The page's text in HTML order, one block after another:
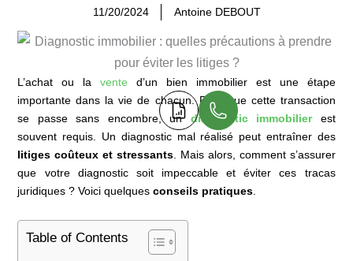
11/20/2024 Antoine DEBOUT
L’achat ou lavente d’un bien immobilier est une étape
importante dans la vie de chacun. Pour que cette transaction
se passe sans encombre, un diagnostic immobilierest
souvent requis. Un diagnostic mal réalisé peut entraîner des
litiges coûteux et stressants. Mais alors, comment s’assurer
que votre diagnostic soit impeccable et éviter ces tracas
juridiques ? Voici quelquesconseils pratiques.
Table of Contents